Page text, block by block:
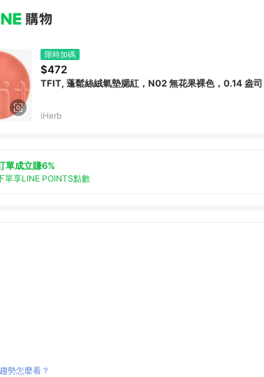
限時加碼
$472
TFIT, 蓬鬆絲絨氣墊腮紅，N02 無花果裸色，0.14 盎司
iHerb
單成立賺6%
單享LINE POINTS點數
勢怎麼看？